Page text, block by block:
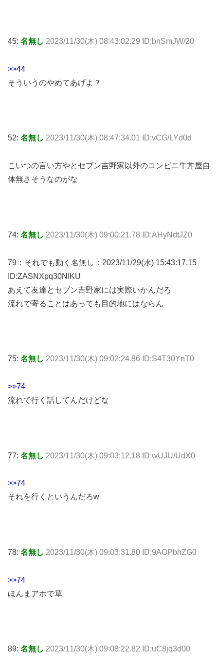
45: 名無し 2023/11/30(木) 08:43:02.29 ID:bnSmJW/20
>>44
そういうのやめてあげよ？
52: 名無し 2023/11/30(木) 08:47:34.01 ID:vCG/LYd0d
こいつの言い方やとセブン吉野家以外のコンビニ牛丼屋自
体無さそうなのがな
74: 名無し 2023/11/30(木) 09:00:21.78 ID:AHyNdtJZ0
79：それでも動く名無し：2023/11/29(水) 15:43:17.15
ID:ZASNXpq30NIKU
あえて友達とセブン吉野家には実際いかんだろ
流れで寄ることはあっても目的地にはならん
75: 名無し 2023/11/30(木) 09:02:24.86 ID:S4T30YnT0
>>74
流れで行く話してんだけどな
77: 名無し 2023/11/30(木) 09:03:12.18 ID:wUJU/UdX0
>>74
それを行くというんだろw
78: 名無し 2023/11/30(木) 09:03:31.80 ID:9AOPbhZG0
>>74
ほんまアホで草
89: 名無し 2023/11/30(木) 09:08:22.82 ID:uC8jq3d00